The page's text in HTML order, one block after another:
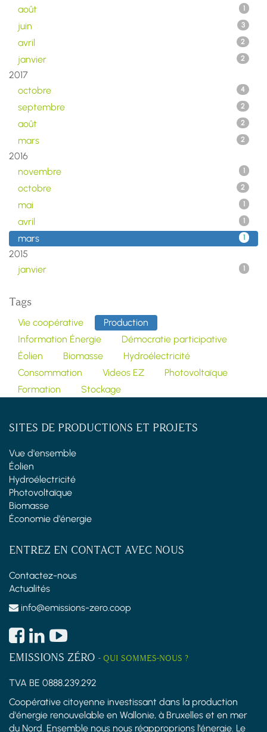
août 1
juin 3
avril 2
janvier 2
2017
octobre
4
septembre 2
août 2
mars 2
2016
novembre
1
octobre 2
mai 1
avril 1
mars 1
2015
janvier
1
Tags
Vie coopérative
Production
Information Énergie
Démocratie participative
Éolien
Biomasse
Hydroélectricité
Consommation
Videos EZ
Photovoltaïque
Formation
Stockage
SITES DE PRODUCTIONS ET PROJETS
Vue d'ensemble
Éolien
Hydroélectricité
Photovoltaïque
Biomasse
Économie d'énergie
ENTREZ EN CONTACT AVEC NOUS
Contactez-nous
Actualités
info@emissions-zero.coop
EMISSIONS ZÉRO - QUI SOMMES-NOUS ?
TVA BE 0888.239.292
Coopérative citoyenne investissant dans la production
d'énergie renouvelable en Wallonie, à Bruxelles et en mer
du Nord. Ensemble nous nous réapproprions l'énergie. Le